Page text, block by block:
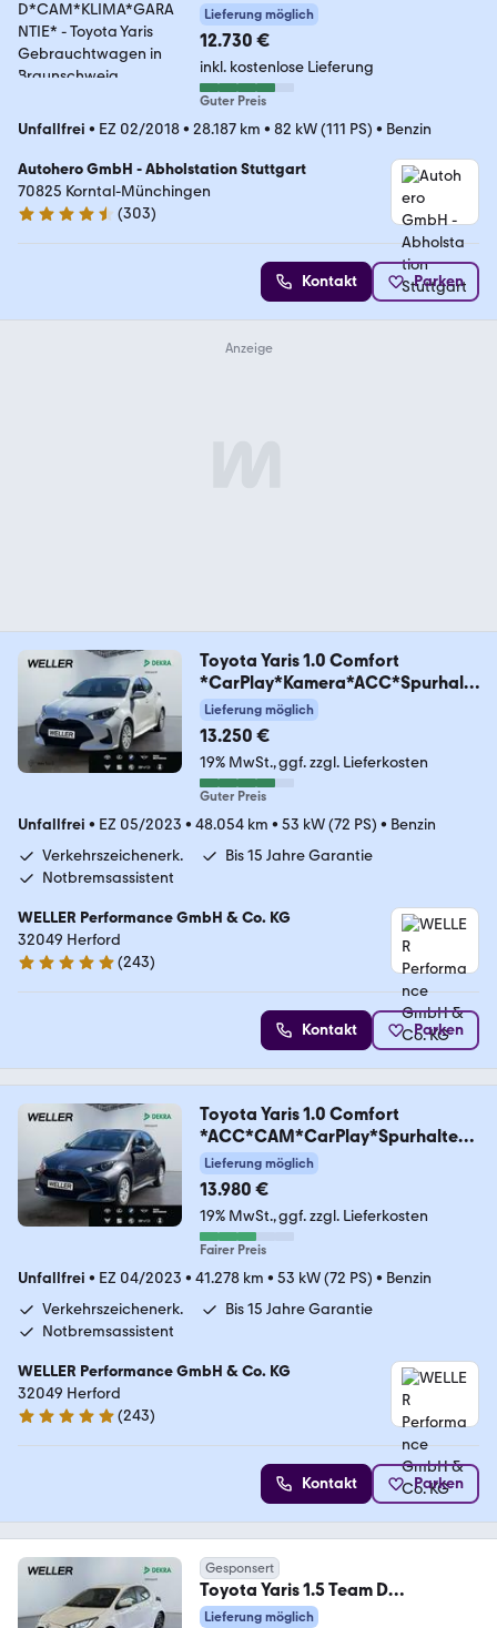
Lieferung möglich
12.730 €
inkl. kostenlose Lieferung
Guter Preis
Unfallfrei • EZ 02/2018• 28.187 km • 82 kW (111 PS) • Benzin
Autohero GmbH - Abholstation Stuttgart
70825 Korntal-Münchingen
4.4 Sterne
(303)
Kontakt Parken
Toyota Yaris 1.0 Comfort
*CarPlay*Kamera*ACC*Spurhalt
e*
Lieferung möglich
13.250 €
19% MwSt. ggf. zzgl. Lieferkosten
Guter Preis
Unfallfrei • EZ 05/2023 • 48.054 km • 53 kW (72 PS) • Benzin
Verkehrszeichenerk.
Bis 15 Jahre Garantie
Notbremsassistent
WELLER Performance GmbH & Co. KG
32049 Herford
4.8 Sterne
(243)
Kontakt Parken
Toyota Yaris 1.0 Comfort
*ACC*CAM*CarPlay*Spurhalteas
s*
Lieferung möglich
13.980 €
19% MwSt. ggf. zzgl. Lieferkosten
Fairer Preis
Unfallfrei • EZ 04/2023 • 41.278 km • 53 kW (72 PS) • Benzin
Verkehrszeichenerk.
Bis 15 Jahre Garantie
Notbremsassistent
WELLER Performance GmbH & Co. KG
32049 Herford
4.8 Sterne
(243)
Kontakt Parken
Gesponsert
Toyota Yaris 1.5 Team D
*LED*ACC*CarPlay*CAM*Spurha
Lieferung möglich